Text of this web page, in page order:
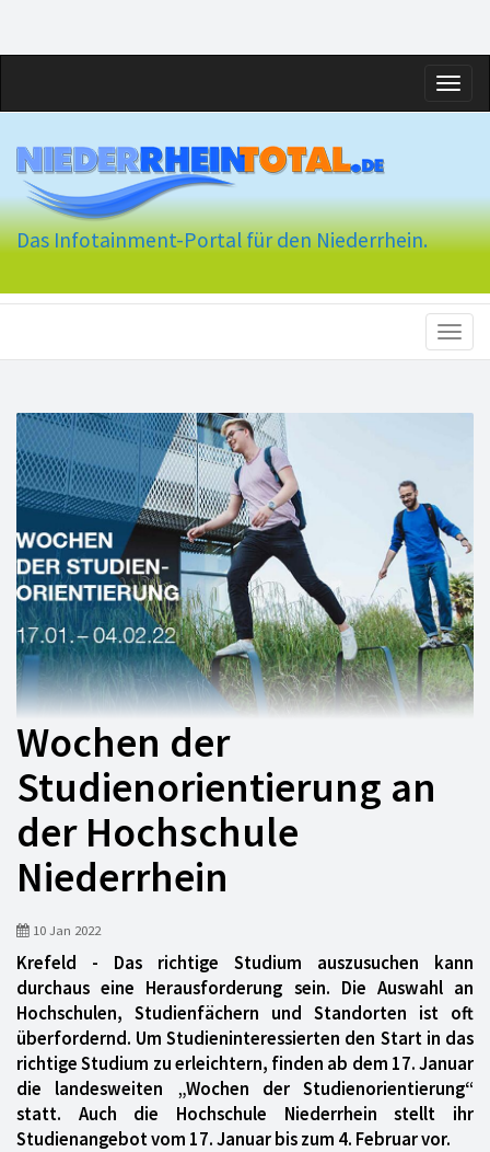
Das Infotainment-Portal für den Niederrhein.
Wochen der
Studienorientierung an
der Hochschule
Niederrhein
10 Jan 2022
Krefeld - Das richtige Studium auszusuchen kann
durchaus eine Herausforderung sein. Die Auswahl an
Hochschulen, Studienfächern und Standorten ist oft
überfordernd. Um Studieninteressierten den Start in das
richtige Studium zu erleichtern, finden ab dem 17. Januar
die landesweiten „Wochen der Studienorientierung“
statt. Auch die Hochschule Niederrhein stellt ihr
Studienangebot vom 17. Januar bis zum 4. Februar vor.